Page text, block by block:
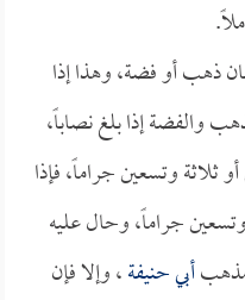
ذهب أو فضة، وهذا إذا
والفضة إذا بلغ نصاباً،
وتسعين جراماً، فإذا
جراماً، وحال عليه
مذهبأبي حنيفة، وإلا فإن